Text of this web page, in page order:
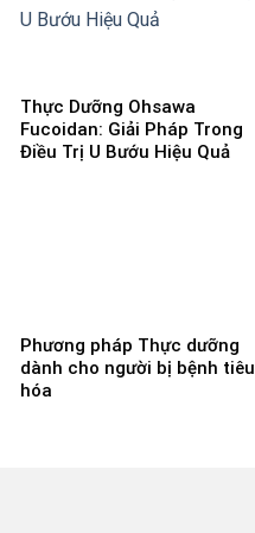
Thực Dưỡng Ohsawa
Fucoidan: Giải Pháp Trong
Điều Trị U Bướu Hiệu Quả
Phương pháp Thực dưỡng
dành cho người bị bệnh tiêu
hóa